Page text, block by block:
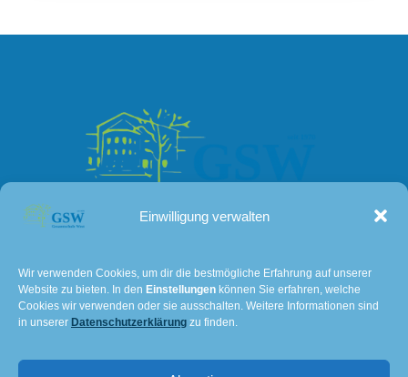
Einwilligung verwalten
Wir verwenden Cookies, um dir die bestmögliche Erfahrung auf unserer
Website zu bieten. In den Einstellungen können Sie erfahren, welche
Cookies wir verwenden oder sie ausschalten. Weitere Informationen sind
in unserer Datenschutzerklärung zu finden.
Lissaer Straße 7
28237 Bremen
Tel: 0421 – 36114611